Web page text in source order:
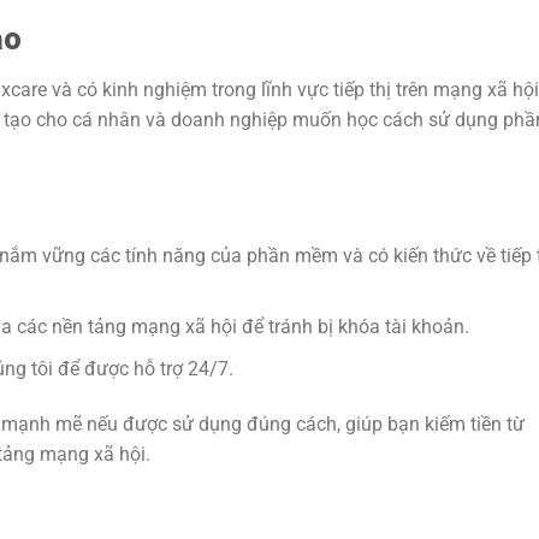
và có kinh nghiệm trong lĩnh vực tiếp thị trên mạng xã
cho cá nhân và doanh nghiệp muốn học cách sử dụng
vững các tính năng của phần mềm và có kiến thức về tiếp
các nền tảng mạng xã hội để tránh bị khóa tài khoản.
tôi để được hỗ trợ 24/7.
mẽ nếu được sử dụng đúng cách, giúp bạn kiếm tiền từ
mạng xã hội.